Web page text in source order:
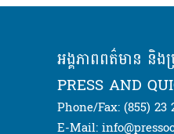
អង្គភាពពត៌មាន និ
PRESS AND
Phone/Fax: (855) 23
E-Mail: